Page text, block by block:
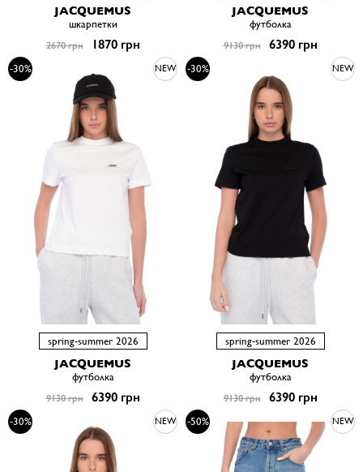
JACQUEMUS
шкарпетки
2670 грн 1870 грн
JACQUEMUS
футболка
9130 грн 6390 грн
-30% NEW
spring-summer 2026
JACQUEMUS
футболка
9130 грн 6390 грн
-30% NEW
spring-summer 2026
JACQUEMUS
футболка
9130 грн 6390 грн
-30% NEW -50% NEW